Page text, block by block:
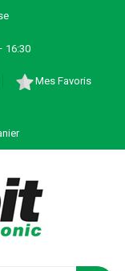
16:30
Mes Favoris